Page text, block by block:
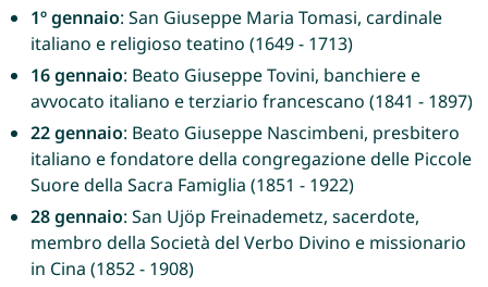
1º gennaio: San Giuseppe Maria Tomasi, cardinale
italiano e religioso teatino (1649 - 1713)
16 gennaio: Beato Giuseppe Tovini, banchiere e
avvocato italiano e terziario francescano (1841 - 1897)
22 gennaio: Beato Giuseppe Nascimbeni, presbitero
italiano e fondatore della congregazione delle Piccole
Suore della Sacra Famiglia (1851 - 1922)
28 gennaio: San Ujöp Freinademetz, sacerdote,
membro della Società del Verbo Divino e missionario
in Cina (1852 - 1908)